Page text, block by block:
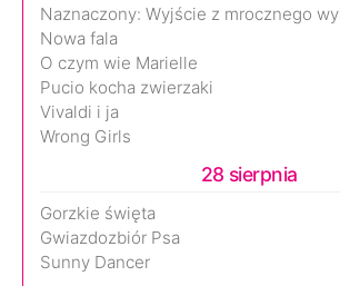
Naznaczony: Wyjście z mrocznego
Nowa fala
O czym wie Marielle
Pucio kocha zwierzaki
Vivaldi i ja
Wrong Girls
28 sierpnia
Gorzkie święta
Gwiazdozbiór Psa
Sunny Dancer